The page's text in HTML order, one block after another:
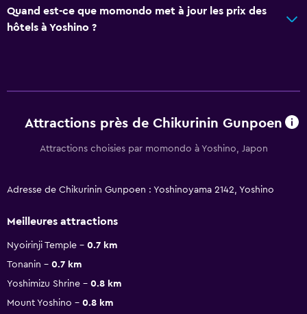
Quand est-ce que momondo met à jour les prix des
hôtels à Yoshino ?
Attractions près de Chikurinin Gunpoen
Attractions choisies par momondo à Yoshino, Japon
Adresse de Chikurinin Gunpoen : Yoshinoyama 2142, Yoshino
Meilleures attractions
Nyoirinji Temple
0.7 km
Tonanin
0.7 km
Yoshimizu Shrine
0.8 km
Mount Yoshino
0.8 km